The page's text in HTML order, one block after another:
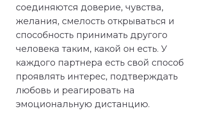
соединяются доверие, чувства,
желания, смелость открываться и
способность принимать другого
человека таким, какой он есть. У
каждого партнера есть свой способ
проявлять интерес, подтверждать
любовь и реагировать на
эмоциональную дистанцию.